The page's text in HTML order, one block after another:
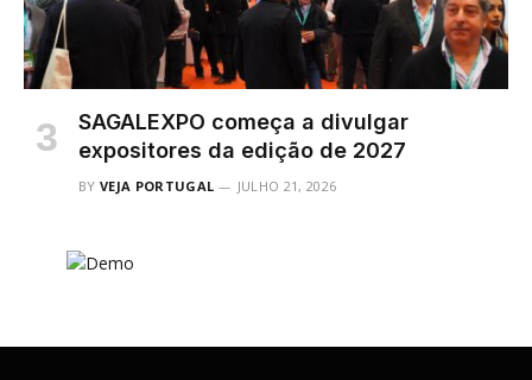
SAGALEXPO começa a divulgar
expositores da edição de 2027
BY VEJA PORTUGAL JULHO 21, 2026